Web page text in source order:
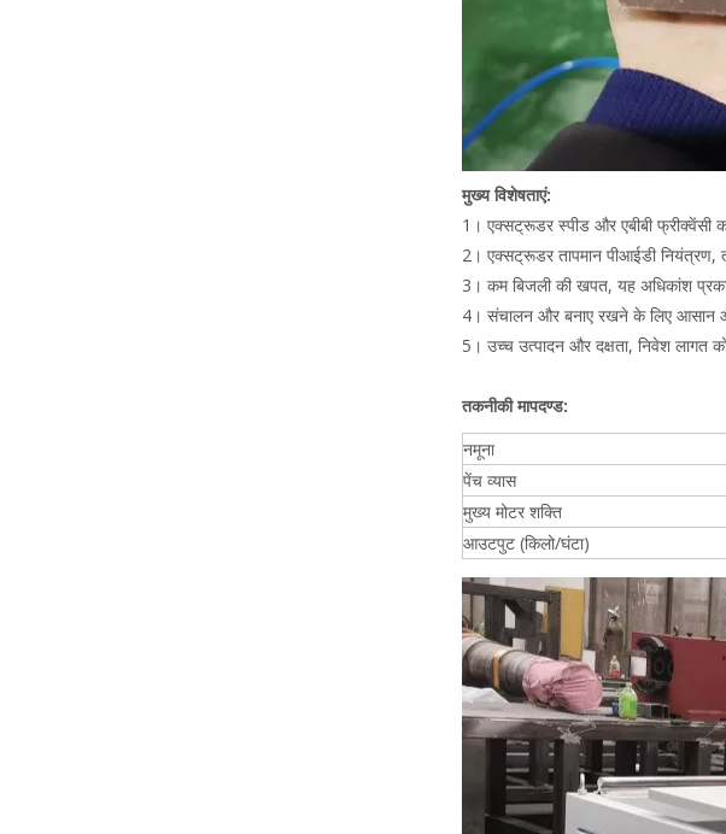
मुख्य विशेषताएं:
1। एक्सट्रूडर स्पीड और एबीबी फ्रीक्वेंसी
2। एक्सट्रूडर तापमान पीआईडी ​​नियंत्रण,
3। कम बिजली की खपत, यह अधिकांश
4। संचालन और बनाए रखने के लिए आसान
5। उच्च उत्पादन और दक्षता, निवेश लागत
तकनीकी मापदण्ड:
नमूना
पेंच व्यास
मुख्य मोटर शक्ति
आउटपुट (किलो/घंटा)